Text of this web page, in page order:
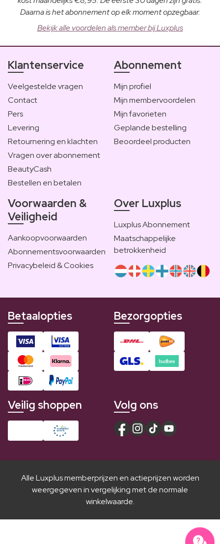
Daarna is het abonnement op elk moment opzegbaar.
Bekijk alle voordelen als member bij Luxplus
Klantenservice
Veelgestelde vragen
Contact
Pers
Levering
Retournering en klachten
Vragen over abonnement
BeautyCash
Bestellen en betalen
Abonnement
Mijn profiel
Mijn membervoordelen
Mijn favorieten
Geplande bestelling
Beoordeel producten
Voorwaarden &
Veiligheid
Aankoopvoorwaarden
Abonnementsvoorwaarden
Privacybeleid & Cookies
Over Luxplus
Luxplus Abonnement
Maatschappelijke
betrokkenheid
Betaalopties Bezorgopties
Veilig shoppen Volg ons
Alle Luxplus memberprijzen en actieprijzen worden
weergegeven in vergelijking met de normale
winkelwaarde.